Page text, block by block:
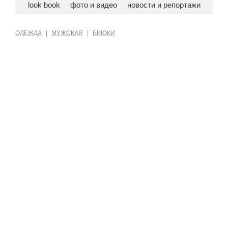
look book
фото и видео новости и репортажи
ОДЕЖДА МУЖСКАЯ БРЮКИ